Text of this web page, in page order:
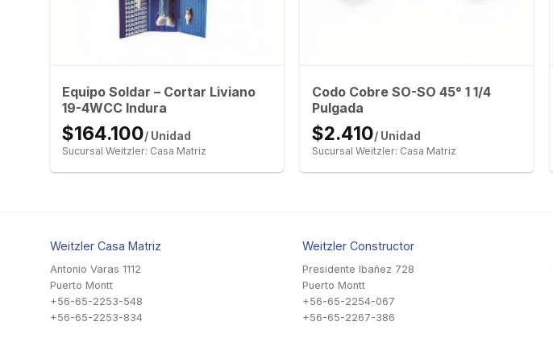
Equipo Soldar – Cortar Liviano
19-4WCC Indura
$164.100/ Unidad
Sucursal Weitzler: Casa Matriz
Codo Cobre SO-SO 45° 1 1/4
Pulgada
$2.410/ Unidad
Sucursal Weitzler: Casa Matriz
Weitzler Casa Matriz
Antonio Varas 1112
Puerto Montt
+56-65-2253-548
+56-65-2253-834
Weitzler Constructor
Presidente Ibañez 728
Puerto Montt
+56-65-2254-067
+56-65-2267-386